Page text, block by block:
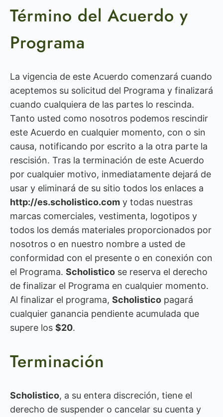
Término del Acuerdo y
Programa
La vigencia de este Acuerdo comenzará cuando
aceptemos su solicitud del Programa y finalizará
cuando cualquiera de las partes lo rescinda.
Tanto usted como nosotros podemos rescindir
este Acuerdo en cualquier momento, con o sin
causa, notificando por escrito a la otra parte la
rescisión. Tras la terminación de este Acuerdo
por cualquier motivo, inmediatamente dejará de
usar y eliminará de su sitio todos los enlaces a
http://es.scholistico.com y todas nuestras
marcas comerciales, vestimenta, logotipos y
todos los demás materiales proporcionados por
nosotros o en nuestro nombre a usted de
conformidad con el presente o en conexión con
el Programa. Scholistico se reserva el derecho
de finalizar el Programa en cualquier momento.
Al finalizar el programa, Scholistico pagará
cualquier ganancia pendiente acumulada que
supere los $20.
Terminación
Scholistico, a su entera discreción, tiene el
derecho de suspender o cancelar su cuenta y